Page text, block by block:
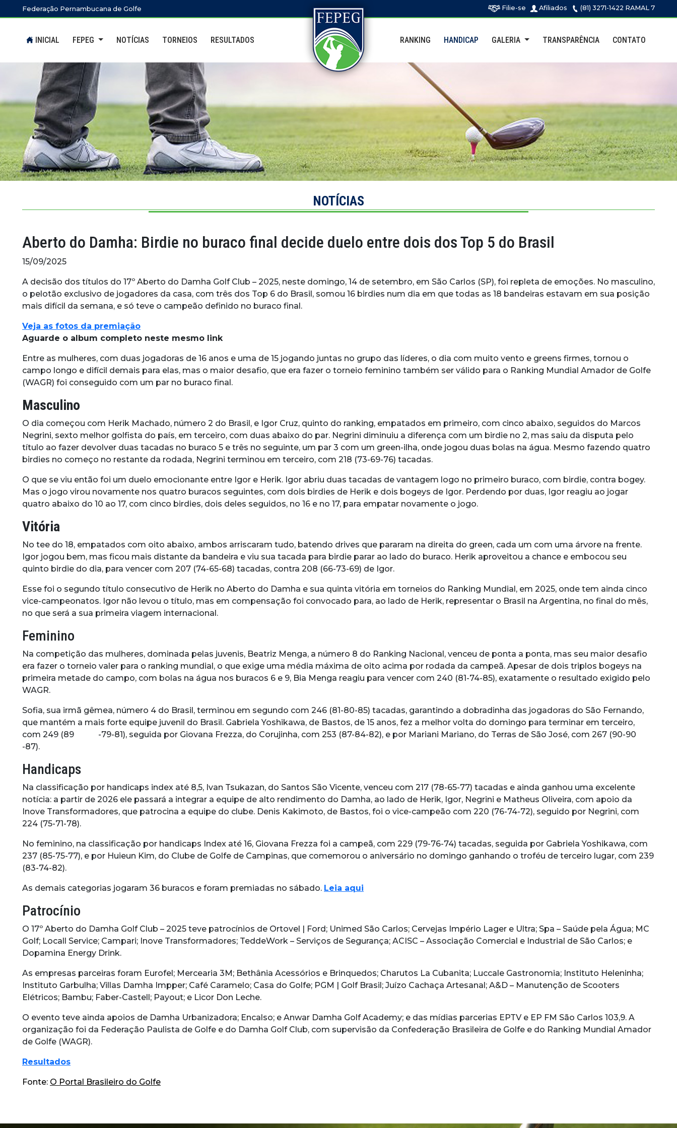
Ir para o conteúdo principal
Federação Pernambucana de Golfe Filie-se Afiliados (81) 3271-1422 RAMAL 7
INICIAL FEPEG NOTÍCIAS TORNEIOS RESULTADOS RANKING HANDICAP GALERIA TRANSPARÊNCIA CONTATO
NOTÍCIAS
Aberto do Damha: Birdie no buraco final decide duelo entre dois dos Top 5 do Brasil
15/09/2025
A decisão dos títulos do 17º Aberto do Damha Golf Club – 2025, neste domingo, 14 de setembro, em São Carlos (SP), foi repleta de emoções. No masculino,
o pelotão exclusivo de jogadores da casa, com três dos Top 6 do Brasil, somou 16 birdies num dia em que todas as 18 bandeiras estavam em sua posição
mais difícil da semana, e só teve o campeão definido no buraco final.
Veja as fotos da premiação
Aguarde o album completo neste mesmo link
Entre as mulheres, com duas jogadoras de 16 anos e uma de 15 jogando juntas no grupo das líderes, o dia com muito vento e greens firmes, tornou o
campo longo e difícil demais para elas, mas o maior desafio, que era fazer o torneio feminino também ser válido para o Ranking Mundial Amador de Golfe
(WAGR) foi conseguido com um par no buraco final.
Masculino
O dia começou com Herik Machado, número 2 do Brasil, e Igor Cruz, quinto do ranking, empatados em primeiro, com cinco abaixo, seguidos do Marcos
Negrini, sexto melhor golfista do país, em terceiro, com duas abaixo do par. Negrini diminuiu a diferença com um birdie no 2, mas saiu da disputa pelo
título ao fazer devolver duas tacadas no buraco 5 e três no seguinte, um par 3 com um green-ilha, onde jogou duas bolas na água. Mesmo fazendo quatro
birdies no começo no restante da rodada, Negrini terminou em terceiro, com 218 (73-69-76) tacadas.
O que se viu então foi um duelo emocionante entre Igor e Herik. Igor abriu duas tacadas de vantagem logo no primeiro buraco, com birdie, contra bogey.
Mas o jogo virou novamente nos quatro buracos seguintes, com dois birdies de Herik e dois bogeys de Igor. Perdendo por duas, Igor reagiu ao jogar
quatro abaixo do 10 ao 17, com cinco birdies, dois deles seguidos, no 16 e no 17, para empatar novamente o jogo.
Vitória
No tee do 18, empatados com oito abaixo, ambos arriscaram tudo, batendo drives que pararam na direita do green, cada um com uma árvore na frente.
Igor jogou bem, mas ficou mais distante da bandeira e viu sua tacada para birdie parar ao lado do buraco. Herik aproveitou a chance e embocou seu
quinto birdie do dia, para vencer com 207 (74-65-68) tacadas, contra 208 (66-73-69) de Igor.
Esse foi o segundo título consecutivo de Herik no Aberto do Damha e sua quinta vitória em torneios do Ranking Mundial, em 2025, onde tem ainda cinco
vice-campeonatos. Igor não levou o título, mas em compensação foi convocado para, ao lado de Herik, representar o Brasil na Argentina, no final do mês,
no que será a sua primeira viagem internacional.
Feminino
Na competição das mulheres, dominada pelas juvenis, Beatriz Menga, a número 8 do Ranking Nacional, venceu de ponta a ponta, mas seu maior desafio
era fazer o torneio valer para o ranking mundial, o que exige uma média máxima de oito acima por rodada da campeã. Apesar de dois triplos bogeys na
primeira metade do campo, com bolas na água nos buracos 6 e 9, Bia Menga reagiu para vencer com 240 (81-74-85), exatamente o resultado exigido pelo
WAGR.
Sofia, sua irmã gêmea, número 4 do Brasil, terminou em segundo com 246 (81-80-85) tacadas, garantindo a dobradinha das jogadoras do São Fernando,
que mantém a mais forte equipe juvenil do Brasil. Gabriela Yoshikawa, de Bastos, de 15 anos, fez a melhor volta do domingo para terminar em terceiro,
com 249 (89 -79-81), seguida por Giovana Frezza, do Corujinha, com 253 (87-84-82), e por Mariani Mariano, do Terras de São José, com 267 (90-90
-87).
Handicaps
Na classificação por handicaps index até 8,5, Ivan Tsukazan, do Santos São Vicente, venceu com 217 (78-65-77) tacadas e ainda ganhou uma excelente
notícia: a partir de 2026 ele passará a integrar a equipe de alto rendimento do Damha, ao lado de Herik, Igor, Negrini e Matheus Oliveira, com apoio da
Inove Transformadores, que patrocina a equipe do clube. Denis Kakimoto, de Bastos, foi o vice-campeão com 220 (76-74-72), seguido por Negrini, com
224 (75-71-78).
No feminino, na classificação por handicaps Index até 16, Giovana Frezza foi a campeã, com 229 (79-76-74) tacadas, seguida por Gabriela Yoshikawa, com
237 (85-75-77), e por Huieun Kim, do Clube de Golfe de Campinas, que comemorou o aniversário no domingo ganhando o troféu de terceiro lugar, com 239
(83-74-82).
As demais categorias jogaram 36 buracos e foram premiadas no sábado. Leia aqui
Patrocínio
O 17º Aberto do Damha Golf Club – 2025 teve patrocínios de Ortovel | Ford; Unimed São Carlos; Cervejas Império Lager e Ultra; Spa – Saúde pela Água; MC
Golf; Locall Service; Campari; Inove Transformadores; TeddeWork – Serviços de Segurança; ACISC – Associação Comercial e Industrial de São Carlos; e
Dopamina Energy Drink.
As empresas parceiras foram Eurofel; Mercearia 3M; Bethânia Acessórios e Brinquedos; Charutos La Cubanita; Luccale Gastronomia; Instituto Heleninha;
Instituto Garbulha; Villas Damha Impper; Café Caramelo; Casa do Golfe; PGM | Golf Brasil; Juízo Cachaça Artesanal; A&D – Manutenção de Scooters
Elétricos; Bambu; Faber-Castell; Payout; e Licor Don Leche.
O evento teve ainda apoios de Damha Urbanizadora; Encalso; e Anwar Damha Golf Academy; e das mídias parcerias EPTV e EP FM São Carlos 103,9. A
organização foi da Federação Paulista de Golfe e do Damha Golf Club, com supervisão da Confederação Brasileira de Golfe e do Ranking Mundial Amador
de Golfe (WAGR).
Resultados
Fonte: O Portal Brasileiro do Golfe